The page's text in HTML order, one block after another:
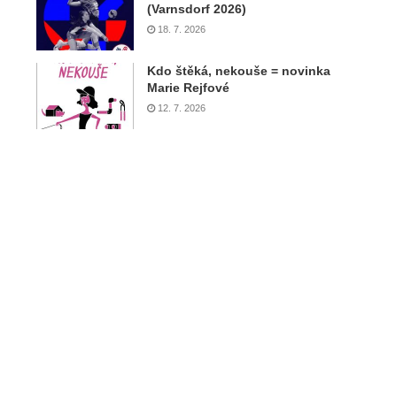
(Varnsdorf 2026)
18. 7. 2026
Kdo štěká, nekouše = novinka
Marie Rejfové
12. 7. 2026